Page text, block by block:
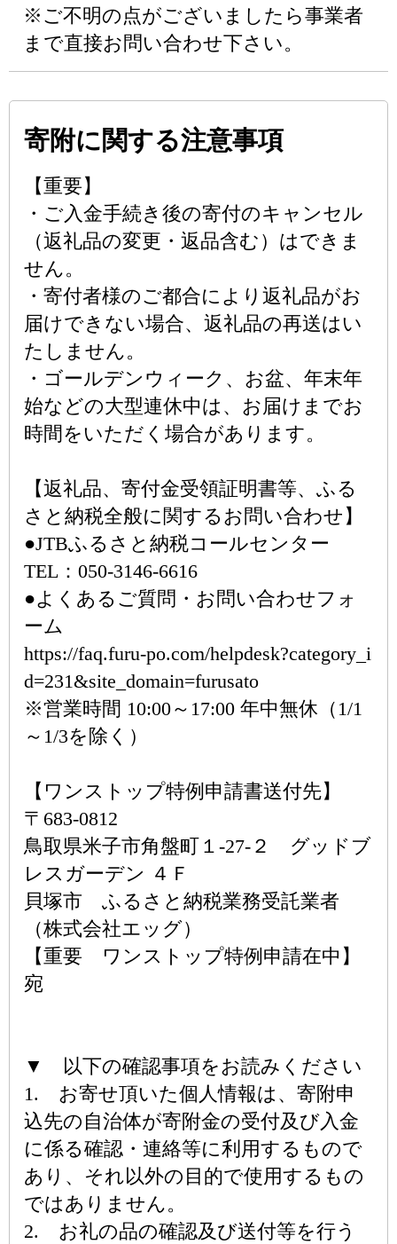
※ご不明の点がございましたら事業者
まで直接お問い合わせ下さい。
寄附に関する注意事項
【重要】
・ご入金手続き後の寄付のキャンセル
（返礼品の変更・返品含む）はできま
せん。
・寄付者様のご都合により返礼品がお
届けできない場合、返礼品の再送はい
たしません。
・ゴールデンウィーク、お盆、年末年
始などの大型連休中は、お届けまでお
時間をいただく場合があります。
【返礼品、寄付金受領証明書等、ふる
さと納税全般に関するお問い合わせ】
●JTBふるさと納税コールセンター
TEL：050-3146-6616
●よくあるご質問・お問い合わせフォ
ーム
https://faq.furu-po.com/helpdesk?category_i
d=231&site_domain=furusato
※営業時間 10:00～17:00 年中無休（1/1
～1/3を除く）
【ワンストップ特例申請書送付先】
〒683-0812
鳥取県米子市角盤町１-27-２ グッドブ
レスガーデン ４Ｆ
貝塚市 ふるさと納税業務受託業者
（株式会社エッグ）
【重要 ワンストップ特例申請在中】
宛
▼ 以下の確認事項をお読みください
1. お寄せ頂いた個人情報は、寄附申
込先の自治体が寄附金の受付及び入金
に係る確認・連絡等に利用するもので
あり、それ以外の目的で使用するもの
ではありません。
2. お礼の品の確認及び送付等を行う